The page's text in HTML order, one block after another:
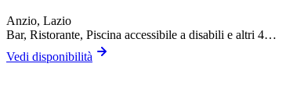
Anzio, Lazio
Bar, Ristorante, Piscina accessibile a disabili e altri 4…
Vedi disponibilità